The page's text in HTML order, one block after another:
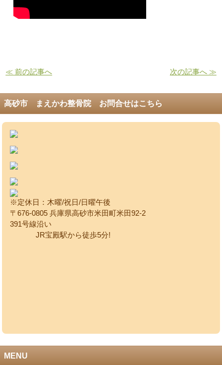
≪ 前の記事へ 次の記事へ ≫
高砂市 まえかわ整骨院 お問合せはこちら
※定休日：木曜/祝日/日曜午後
〒676-0805 兵庫県高砂市米田町米田92-2
391号線沿い
JR宝殿駅から徒歩5分!
MENU